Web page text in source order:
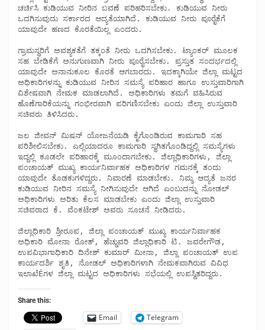
ಚರ್ಚಿಸಿ ಕುಡಿಯುವ ನೀರಿನ ಬವಣೆ ಪರಿಹರಿಸಬೇಕು. ಕುಡಿಯುವ ನೀರು
ಒದಗಿಸುವುದು ಸರ್ಕಾರದ ಆದ್ಯತೆಯಾಗಿದೆ. ಕುಡಿಯುವ ನೀರು ಪೂರೈಕೆಗೆ
ಯಾವುದೇ ಹಣದ ಕೊರತೆಯಿಲ್ಲ ಎಂದರು.
ಗ್ರಾಮಸ್ಥರಿಗೆ ಅವಶ್ಯಕತೆಗೆ ತಕ್ಕಂತೆ ನೀರು ಒದಗಿಸಬೇಕು. ಟ್ಯಾಂಕರ್ ಮೂಲಕ
ಸಹ ಬೇಡಿಕೆಗೆ ಅನುಗುಣವಾಗಿ ನೀರು ಪೂರೈಸಬೇಕು. ಪ್ರಸ್ತುತ ಸಂದರ್ಭದಲ್ಲಿ
ಯಾವುದೇ ಅನಾನುಕೂಲ ಕೊರತೆ ಆಗಬಾರದು. ಇದಕ್ಕಾಗಿಯೇ ಜಿಲ್ಲಾ ಮಟ್ಟದ
ಅಧಿಕಾರಿಗಳನ್ನು ಕುಡಿಯುವ ನೀರಿನ ಸಮಸ್ಯೆ ಪರಿಹಾರ ಹಾಗೂ ಉಸ್ತುವಾರಿಗಾಗಿ
ವಿಶೇಷವಾಗಿ ನೇಮಕ ಮಾಡಲಾಗಿದೆ. ಅಧಿಕಾರಿಗಳು ತಮಗೆ ವಹಿಸಿರುವ
ಹೊಣೆಗಾರಿಕೆಯನ್ನು ಗಂಭೀರವಾಗಿ ಪರಿಗಣಿಸಬೇಕು ಎಂದು ಜಿಲ್ಲಾ ಉಸ್ತುವಾರಿ
ಸಚಿವರು ತಿಳಿಸಿದರು.
ಜಲ ಜೀವನ್ ಮಿಷನ್ ಯೋಜನೆಯಡಿ ಕೈಗೊಂಡಿರುವ ಕಾಮಗಾರಿ ಸಹ
ಪರಿಶೀಲಿಸಬೇಕು. ಎಲ್ಲಿಯಾದರೂ ಕಾಮಗಾರಿ ಸ್ಥಗಿತಗೊಂಡಿದ್ದಲ್ಲಿ ಸಮಸ್ಯೆಗಳು
ಇದ್ದಲ್ಲಿ ಕೂಡಲೇ ಪರಿಹಾರಕ್ಕೆ ಮೂಂದಾಗಬೇಕು. ಜಿಲ್ಲಾಧಿಕಾರಿಗಳು, ಜಿಲ್ಲಾ
ಪಂಚಾಯತ್ ಮುಖ್ಯ ಕಾರ್ಯನಿರ್ವಾಹಕ ಅಧಿಕಾರಿಗಳ ಗಮನಕ್ಕೆ ತಂದು
ಯಾವುದೇ ತೊಡಕುಗಳಿದ್ದರು. ನಿವಾರಣೆ ಮಾಡಬೇಕು. ನಿಮ್ಮ ಆದ್ಯತೆ ಜನರ
ಕುಡಿಯುವ ನೀರಿನ ಸಮಸ್ಯೆ ನೀಗಿಸುವುದೇ ಆಗಿದೆ ಎಂಬುದನ್ನು ನೋಡಲ್
ಅಧಿಕಾರಿಗಳು ಅರಿತು ಕೆಲಸ ಮಾಡಬೇಕು ಎಂದು ಜಿಲ್ಲಾ ಉಸ್ತುವಾರಿ
ಸಚಿವರಾದ ಕೆ. ವೆಂಕಟೇಶ್ ಅವರು ಸೂಚನೆ ನೀಡಿದರು.
ಜಿಲ್ಲಾಧಿಕಾರಿ ಶ್ರೀರೂಪ, ಜಿಲ್ಲಾ ಪಂಚಾಯತ್ ಮುಖ್ಯ ಕಾರ್ಯನಿರ್ವಾಹಕ
ಅಧಿಕಾರಿ ಮೋನಾ ರೋತ್, ಹೆಚ್ಚುವರಿ ಜಿಲ್ಲಾಧಿಕಾರಿ ಟಿ. ಜವರೇಗೌಡ,
ಉಪವಿಭಾಗಾಧಿಕಾರಿ ದಿನೇಶ್ ಕುಮಾರ್ ಮೀನಾ, ಜಿಲ್ಲಾ ಪಂಚಾಯತ್ ಉಪ
ಕಾರ್ಯದರ್ಶಿ ಶೃತಿ, ನೋಡಲ್ ಅಧಿಕಾರಿಗಳಾಗಿ ನೇಮಕವಾಗಿರುವ ವಿವಿಧ
ಇಲಾಖೆÉಗಳ ಜಿಲ್ಲಾ ಮಟ್ಟದ ಅಧಿಕಾರಿಗಳು ಸಭೆಯಲ್ಲಿ ಉಪಸ್ಥಿತರಿದ್ದರು.
Share this:
Email
Telegram